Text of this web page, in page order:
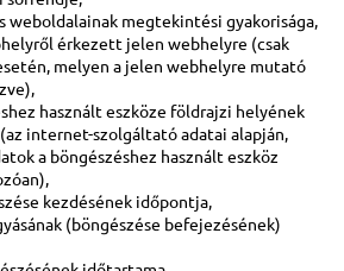
weboldalainak megtekintési gyakorisága,
érkezett jelen webhelyre (csak
melyen a jelen webhelyre mutató
használt eszköze földrajzi helyének
internet-szolgáltató adatai alapján,
a böngészéshez használt eszköz
kezdésének időpontja,
(böngészése befejezésének)